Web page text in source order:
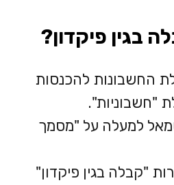
בגין פיקדון?
החשבונות להכנסות
"חשבוניות".
למעלה על "מסמך
"קבלה בגין פיקדון"